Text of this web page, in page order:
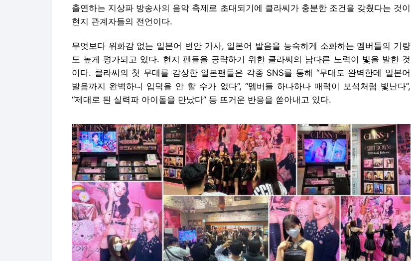
출연하는 지상파 방송사의 음악 축제로 초대되기에 클라씨가 충분한 조건을 갖췄다는 것이
현지 관계자들의 전언이다.
무엇보다 위화감 없는 일본어 번안 가사, 일본어 발음을 능숙하게 소화하는 멤버들의 기량
도 높게 평가되고 있다. 현지 팬들을 공략하기 위한 클라씨의 남다른 노력이 빛을 발한 것
이다. 클라씨의 첫 무대를 감상한 일본팬들은 각종 SNS를 통해 “무대도 완벽한데 일본어
발음까지 완벽하니 입덕을 안 할 수가 없다”, “멤버들 하나하나 매력이 보석처럼 빛난다”,
“제대로 된 실력파 아이돌을 만났다” 등 뜨거운 반응을 쏟아내고 있다.